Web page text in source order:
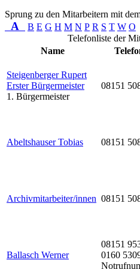
Sprung zu den Mitarbeitern mit
A B E G H M N P R S T W O
Telefonliste der
Name
Steigenberger Rupert
Erster Bürgermeister
1. Bürgermeister
08151
Abeltshauser Tobias 08151
Archivmitarbeiter/innen 08151
Ballasch Werner
08151
0160